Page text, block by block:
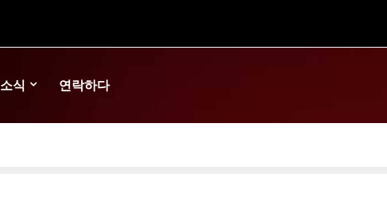
소식 연락하다